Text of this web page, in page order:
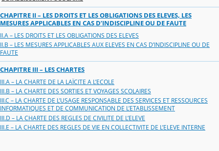
CHAPITRE II – LES DROITS ET LES OBLIGATIONS DES ELEVES, LES
MESURES APPLICABLES EN CAS D’INDISCIPLINE OU DE FAUTE
II.A – LES DROITS ET LES OBLIGATIONS DES ELEVES
II.B – LES MESURES APPLICABLES AUX ELEVES EN CAS D’INDISCIPLINE OU DE
FAUTE
CHAPITRE III – LES CHARTES
III.A – LA CHARTE DE LA LAÏCITE A L’ECOLE
III.B – LA CHARTE DES SORTIES ET VOYAGES SCOLAIRES
III.C – LA CHARTE DE L’USAGE RESPONSABLE DES SERVICES ET RESSOURCES
INFORMATIQUES ET DE COMMUNICATION DE L’ETABLISSEMENT
III.D – LA CHARTE DES REGLES DE CIVILITE DE L’ELEVE
III.E – LA CHARTE DES REGLES DE VIE EN COLLECTIVITE DE L’ELEVE INTERNE